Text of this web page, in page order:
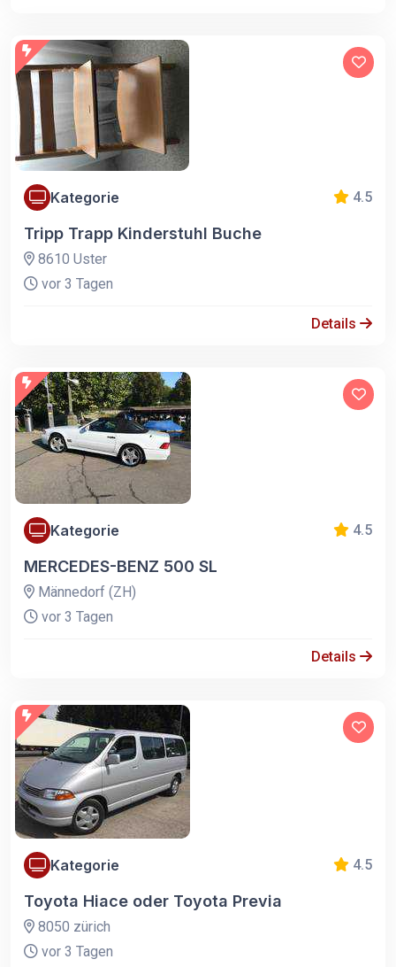
Kategorie 4.5
Tripp Trapp Kinderstuhl Buche
8610 Uster
vor 3 Tagen
Details
Kategorie 4.5
MERCEDES-BENZ 500 SL
Männedorf (ZH)
vor 3 Tagen
Details
Kategorie 4.5
Toyota Hiace oder Toyota Previa
8050 zürich
vor 3 Tagen